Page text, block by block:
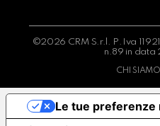
©2026 CRM S.r.l. P.Iva
n.89 in
CHI SIAMO
Le tue preferenze